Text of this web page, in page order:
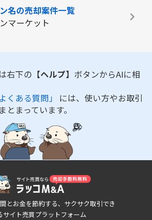
名の売却案件一覧
マーケット
右下の 【ヘルプ】 ボタンからAIに相
くある質問」 には、使い方やお取引
とまっています。
とお金を節約する、サクサク取引でき
サイト売買プラットフォーム